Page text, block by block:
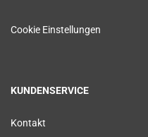
Cookie Einstellungen
KUNDENSERVICE
Kontakt